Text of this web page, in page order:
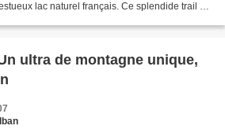
lac naturel français. Ce splendide trail se
ultra de montagne unique,